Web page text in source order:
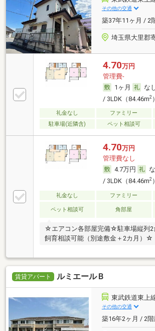
その他の交通
築37年11ヶ月 / 2
埼玉県大里郡
4.70万円
管理費-
1ヶ月
な
/ 3LDK（84.46m2）
礼金なし ファミリー
駐車場(近隣含)
ペット相談可
4.70万円
管理費なし
4.7万円
/ 3LDK（84.46m2）
礼金なし ファミリー
ペット相談可 角部屋
☆エアコン各部屋完備☆駐車場縦列
飼育相談可能（別途敷金＋2カ月）☆
賃貸アパート ルミエールＢ
東武鉄道東上
その他の交通
築16年2ヶ月 / 2階